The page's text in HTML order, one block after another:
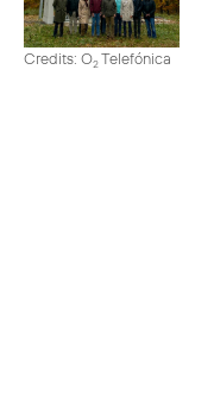
Credits: O2Telefónica